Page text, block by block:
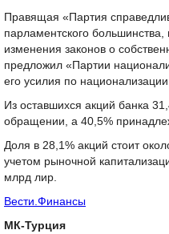
Правящая «Партия
парламентского
изменения законов о
предложил «Партии
его усилия по
Из оставшихся акций банка
обращении, а 40,5%
Доля в 28,1% акций стоит
учетом рыночной
млрд лир.
Вести.Финансы
МК-Турция